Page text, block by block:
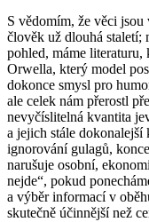
S vědomím, že věci jsou
člověk už dlouhá staletí;
pohled, máme literaturu,
Orwella, který model
dokonce smysl pro
ale celek nám přerostl
nevyčíslitelná kvantita
a jejich stále
ignorování gulagů,
narušuje osobní,
nejde“, pokud
a výběr informací v
skutečně účinnější než